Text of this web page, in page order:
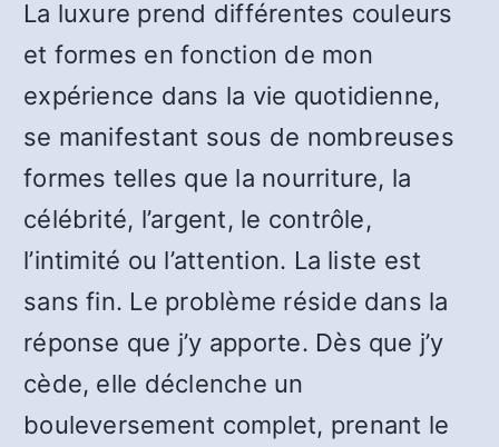
La luxure prend différentes couleurs
et formes en fonction de mon
expérience dans la vie quotidienne,
se manifestant sous de nombreuses
formes telles que la nourriture, la
célébrité, l’argent, le contrôle,
l’intimité ou l’attention. La liste est
sans fin. Le problème réside dans la
réponse que j’y apporte. Dès que j’y
cède, elle déclenche un
bouleversement complet, prenant le